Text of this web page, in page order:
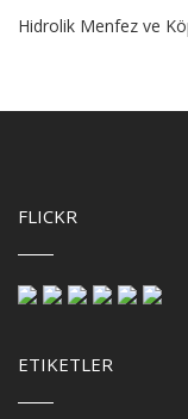
Hidrolik Menfez ve
FLICKR
ETIKETLER